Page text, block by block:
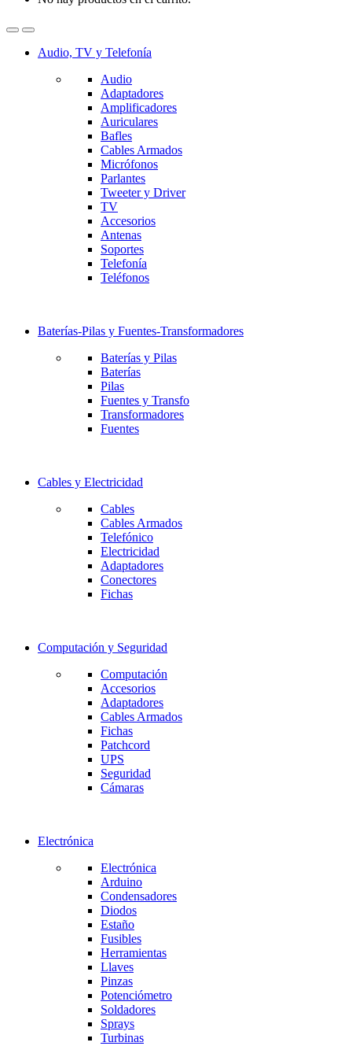
Audio, TV y Telefonía
Audio
Adaptadores
Amplificadores
Auriculares
Bafles
Cables Armados
Micrófonos
Parlantes
Tweeter y Driver
TV
Accesorios
Antenas
Soportes
Telefonía
Teléfonos
Baterías-Pilas y Fuentes-Transformadores
Baterías y Pilas
Baterías
Pilas
Fuentes y Transfo
Transformadores
Fuentes
Cables y Electricidad
Cables
Cables Armados
Telefónico
Electricidad
Adaptadores
Conectores
Fichas
Computación y Seguridad
Computación
Accesorios
Adaptadores
Cables Armados
Fichas
Patchcord
UPS
Seguridad
Cámaras
Electrónica
Electrónica
Arduino
Condensadores
Diodos
Estaño
Fusibles
Herramientas
Llaves
Pinzas
Potenciómetro
Soldadores
Sprays
Turbinas